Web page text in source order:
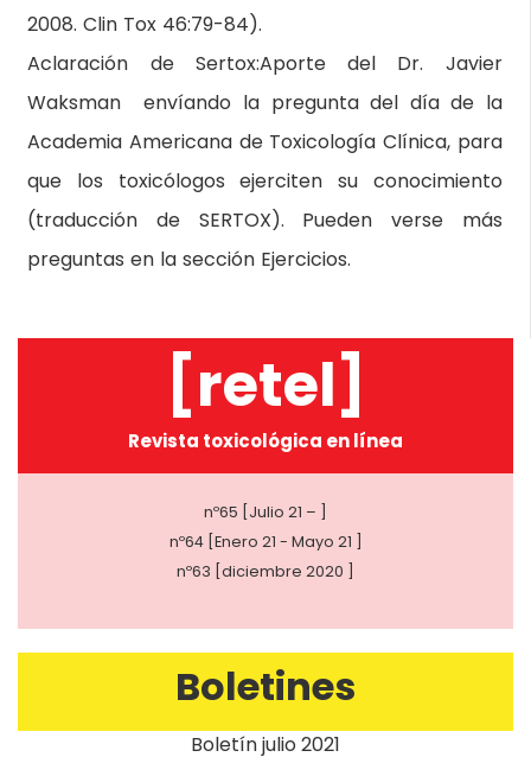
2008. Clin Tox 46:79-84).
Aclaración de Sertox:Aporte del Dr. Javier
Waksman envíando la pregunta del día de la
Academia Americana de Toxicología Clínica, para
que los toxicólogos ejerciten su conocimiento
(traducción de SERTOX). Pueden verse más
preguntas en la sección Ejercicios.
[retel]
Revista toxicológica en línea
nº65 [Julio 21 – ]
nº64 [Enero 21 - Mayo 21 ]
nº63 [diciembre 2020 ]
Boletines
Boletín julio 2021